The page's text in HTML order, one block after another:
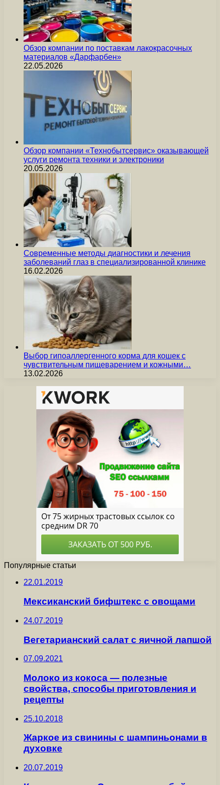
Обзор компании по поставкам лакокрасочных
материалов «Дарфарбен»
22.05.2026
Обзор компании «Технобытсервис» оказывающей
услуги ремонта техники и электроники
20.05.2026
Современные методы диагностики и лечения
заболеваний глаз в специализированной клинике
16.02.2026
Выбор гипоаллергенного корма для кошек с
чувствительным пищеварением и кожными…
13.02.2026
Популярные статьи
22.01.2019
Мексиканский бифштекс с овощами
24.07.2019
Вегетарианский салат с яичной лапшой
07.09.2021
Молоко из кокоса — полезные
свойства, способы приготовления и
рецепты
25.10.2018
Жаркое из свинины с шампиньонами в
духовке
20.07.2019